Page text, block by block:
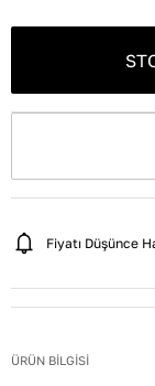
Fiyatı Düşünce
ÜRÜN BİLGİSİ